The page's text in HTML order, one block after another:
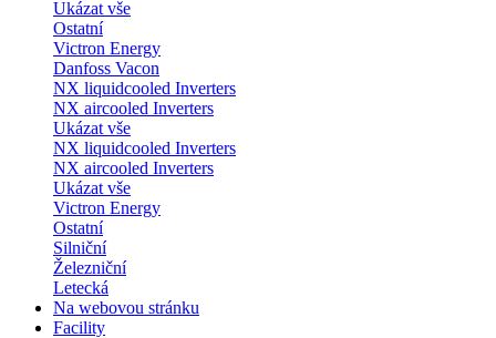
Ukázat vše
Ostatní
Victron Energy
Danfoss Vacon
NX liquidcooled Inverters
NX aircooled Inverters
Ukázat vše
NX liquidcooled Inverters
NX aircooled Inverters
Ukázat vše
Victron Energy
Ostatní
Silniční
Železniční
Letecká
Na webovou stránku
Facility